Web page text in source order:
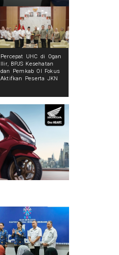
Percepat UHC di Ogan
Ilir, BPJS Kesehatan
dan Pemkab OI Fokus
Aktifkan Peserta JKN